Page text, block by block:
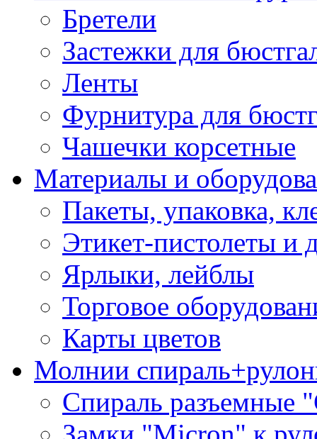
Бретели
Застежки для
Ленты
Фурнитура для
Чашечки корсетные
Материалы и
Пакеты, упаковка,
Этикет-пистолеты и
Ярлыки, лейблы
Торговое
Карты цветов
Молнии
Спираль разъемные